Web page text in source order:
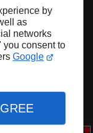
by
as
networks
you consent to
Google